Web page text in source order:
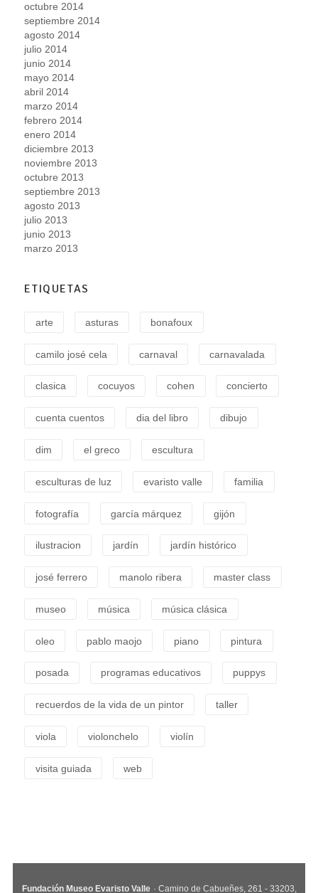
octubre 2014
septiembre 2014
agosto 2014
julio 2014
junio 2014
mayo 2014
abril 2014
marzo 2014
febrero 2014
enero 2014
diciembre 2013
noviembre 2013
octubre 2013
septiembre 2013
agosto 2013
julio 2013
junio 2013
marzo 2013
ETIQUETAS
arte asturas bonafoux
camilo josé cela carnaval carnavalada
clasica cocuyos cohen concierto
cuenta cuentos dia del libro dibujo
dim el greco escultura
esculturas de luz evaristo valle familia
fotografía garcía márquez gijón
ilustracion jardín jardín histórico
josé ferrero manolo ribera master class
museo música música clásica
oleo pablo maojo piano pintura
posada programas educativos puppys
recuerdos de la vida de un pintor taller
viola violonchelo violín
visita guiada web
Fundación Museo Evaristo Valle · Camino de Cabueñes, 261 - 33203,